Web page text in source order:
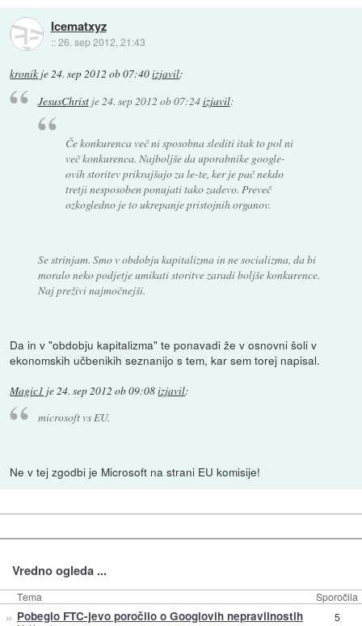
Icematxyz
::26. sep 2012, 21:43
kronik je24. sep 2012 ob 07:40izjavil:
JesusChristje24. sep 2012 ob 07:24izjavil:
Če konkurenca več ni sposobna slediti itak to pol ni
več konkurenca. Najboljše da uporabnike google-
ovih storitev prikrajšajo za le-te, ker je pač nekdo
tretji nesposoben ponujati tako zadevo. Preveč
ozkogledno je to ukrepanje pristojnih organov.
Se strinjam. Smo v obdobju kapitalizma in ne socializma, da bi
moralo neko podjetje umikati storitve zaradi boljše konkurence.
Naj preživi najmočnejši.
Da in v "obdobju kapitalizma" te ponavadi že v osnovni šoli v
ekonomskih učbenikih seznanijo s tem, kar sem torej napisal.
Magic1 je 24. sep 2012 ob 09:08izjavil:
microsoft vs EU.
Ne v tej zgodbi je Microsoft na strani EU komisije!
Vredno ogleda ...
Tema Sporočila
» Pobeglo FTC-jevo poročilo o Googlovih nepravilnostih 5